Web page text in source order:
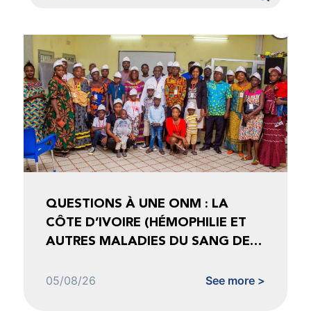
QUESTIONS À UNE ONM : LA
CÔTE D’IVOIRE (HÉMOPHILIE ET
AUTRES MALADIES DU SANG DE
05/08/26 See more >